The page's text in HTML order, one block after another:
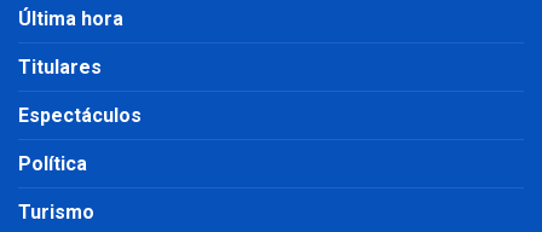
Última hora
Titulares
Espectáculos
Política
Turismo